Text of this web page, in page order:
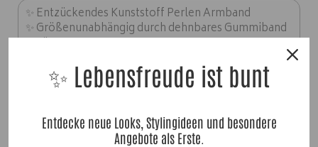
✨ Entzückendes Kunststoff Perlen Armband
✨ Größenunabhängig durch dehnbares Gummiband
✨ Länge ca. 20 cm
Länge: ca. 20 cm.
✨ Lebensfreude ist bunt
Entdecke neue Looks, Stylingideen und besondere
Angebote als Erste.